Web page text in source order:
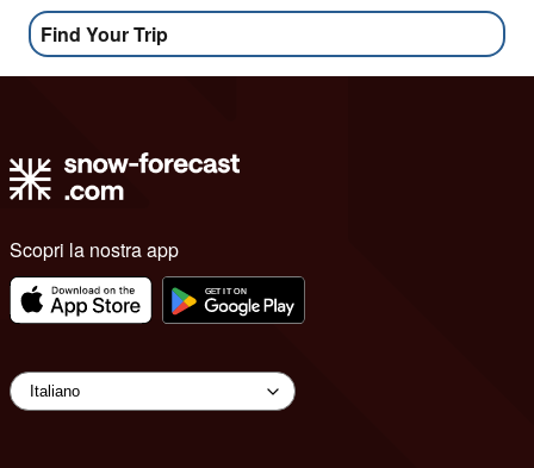
Find Your Trip
Scopri la nostra app